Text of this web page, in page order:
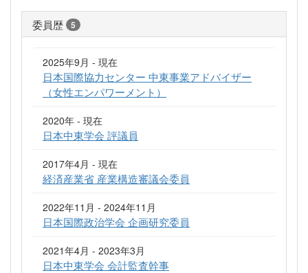
委員歴 5
2025年9月 - 現在
日本国際協力センター 中東事業アドバイザー
（女性エンパワーメント）
2020年 - 現在
日本中東学会 評議員
2017年4月 - 現在
経済産業省 産業構造審議会委員
2022年11月 - 2024年11月
日本国際政治学会 企画研究委員
2021年4月 - 2023年3月
日本中東学会 会計監査幹事